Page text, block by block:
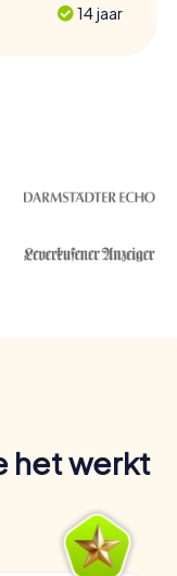
14 jaar
het werkt